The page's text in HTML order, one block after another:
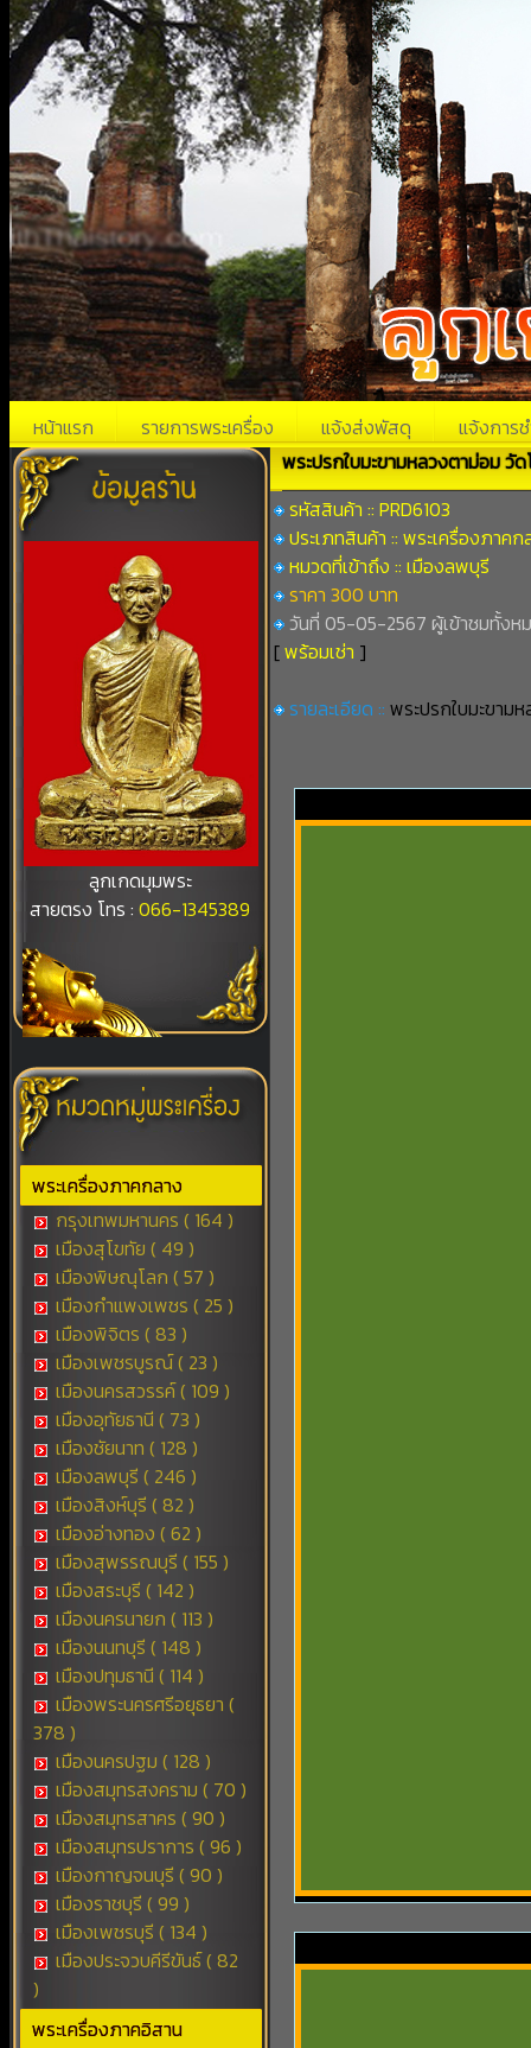
หน้าแรก รายการพระเครื่อง แจ้งส่งพัสดุ แจ้งการช
ลูกเกดมุมพระ
สายตรง โทร :066-1345389
พระเครื่องภาคกลาง
กรุงเทพมหานคร ( 164 )
เมืองสุโขทัย ( 49 )
เมืองพิษณุโลก ( 57 )
เมืองกำแพงเพชร ( 25 )
เมืองพิจิตร ( 83 )
เมืองเพชรบูรณ์ ( 23 )
เมืองนครสวรรค์ ( 109 )
เมืองอุทัยธานี ( 73 )
เมืองชัยนาท ( 128 )
เมืองลพบุรี ( 246 )
เมืองสิงห์บุรี ( 82 )
เมืองอ่างทอง ( 62 )
เมืองสุพรรณบุรี ( 155 )
เมืองสระบุรี ( 142 )
เมืองนครนายก ( 113 )
เมืองนนทบุรี ( 148 )
เมืองปทุมธานี ( 114 )
เมืองพระนครศรีอยุธยา (
378 )
เมืองนครปฐม ( 128 )
เมืองสมุทรสงคราม ( 70 )
เมืองสมุทรสาคร ( 90 )
เมืองสมุทรปราการ ( 96 )
เมืองกาญจนบุรี ( 90 )
เมืองราชบุรี ( 99 )
เมืองเพชรบุรี ( 134 )
เมืองประจวบคีรีขันธ์ ( 82
)
พระเครื่องภาคอิสาน
พระปรกใบมะขามหลวงตาม่อม วั
รหัสสินค้า :: PRD6103
ประเภทสินค้า :: พระเครื่องภาคก
หมวดที่เข้าถึง :: เมืองลพบุรี
ราคา 300 บาท
วันที่ 05-05-2567 ผู้เข้าชมทั้งห
[พร้อมเช่า ]
รายละเอียด :: พระปรกใบมะขาม